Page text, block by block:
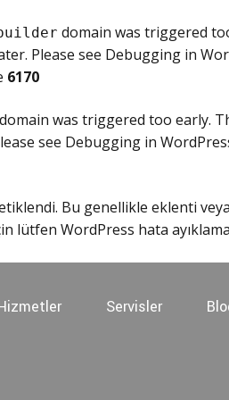
domain was triggered
Please see Debugging in
6170
domain was triggered too early.
see Debugging in
Bu genellikle eklenti
lütfen WordPress hata ayıklama
Servisler